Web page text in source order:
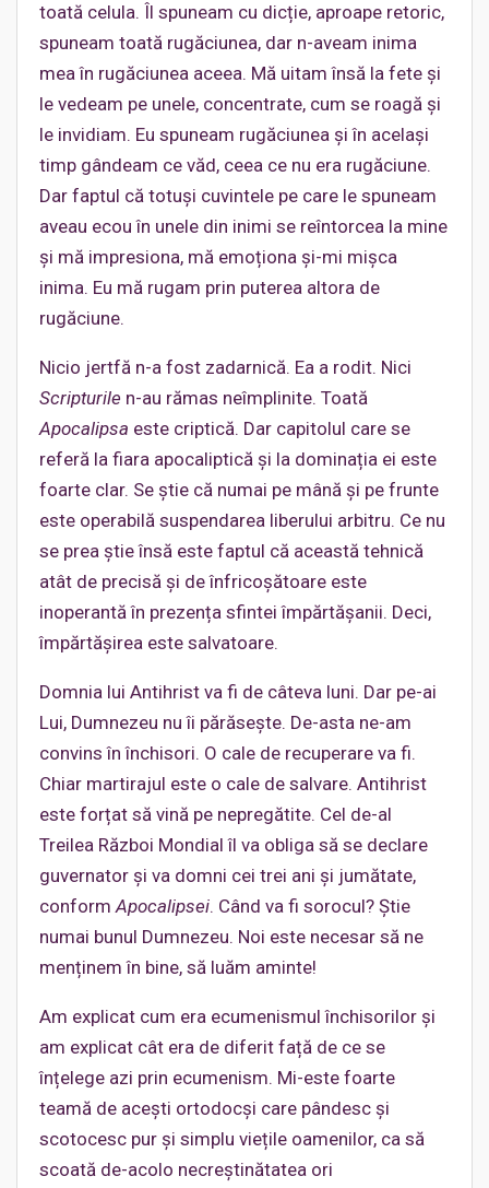
toată celula. Îl spuneam cu dicție, aproape retoric,
spuneam toată rugăciunea, dar n-aveam inima
mea în rugăciunea aceea. Mă uitam însă la fete și
le vedeam pe unele, concentrate, cum se roagă și
le invidiam. Eu spuneam rugăciunea și în același
timp gândeam ce văd, ceea ce nu era rugăciune.
Dar faptul că totuși cuvintele pe care le spuneam
aveau ecou în unele din inimi se reîntorcea la mine
și mă impresiona, mă emoționa și-mi mișca
inima. Eu mă rugam prin puterea altora de
rugăciune.
Nicio jertfă n-a fost zadarnică. Ea a rodit. Nici
Scripturile n-au rămas neîmplinite. Toată
Apocalipsa este criptică. Dar capitolul care se
referă la fiara apocaliptică și la dominația ei este
foarte clar. Se știe că numai pe mână și pe frunte
este operabilă suspendarea liberului arbitru. Ce nu
se prea știe însă este faptul că această tehnică
atât de precisă și de înfricoșătoare este
inoperantă în prezența sfintei împărtășanii. Deci,
împărtășirea este salvatoare.
Domnia lui Antihrist va fi de câteva luni. Dar pe-ai
Lui, Dumnezeu nu îi părăsește. De-asta ne-am
convins în închisori. O cale de recuperare va fi.
Chiar martirajul este o cale de salvare. Antihrist
este forțat să vină pe nepregătite. Cel de-al
Treilea Război Mondial îl va obliga să se declare
guvernator și va domni cei trei ani și jumătate,
conformApocalipsei. Când va fi sorocul? Știe
numai bunul Dumnezeu. Noi este necesar să ne
menținem în bine, să luăm aminte!
Am explicat cum era ecumenismul închisorilor și
am explicat cât era de diferit față de ce se
înțelege azi prin ecumenism. Mi-este foarte
teamă de acești ortodocși care pândesc și
scotocesc pur și simplu viețile oamenilor, ca să
scoată de-acolo necreștinătatea ori